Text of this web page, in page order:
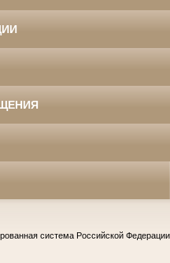
система Российской